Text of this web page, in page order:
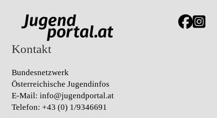
Link zur
Link
Kontakt
Bundesnetzwerk
Österreichische Jugendinfos
E-Mail: info@jugendportal.at
Telefon: +43 (0) 1/9346691